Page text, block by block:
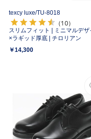
texcy luxe/TU-8018
（10）
スリムフィット | ミニマルデザ
×ラギッド厚底 | チロリアン
￥14,300